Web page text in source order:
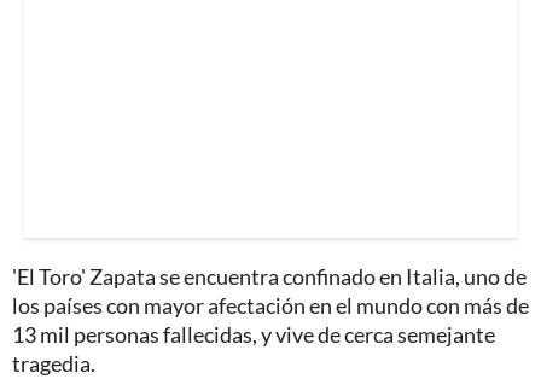
'El Toro' Zapata se encuentra confinado en Italia, uno de
los países con mayor afectación en el mundo con más de
13 mil personas fallecidas, y vive de cerca semejante
tragedia.